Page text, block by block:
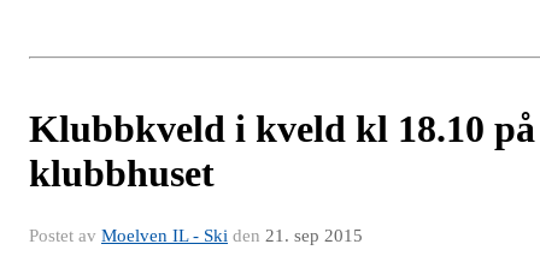
Klubbkveld i kveld kl 18.10 på
klubbhuset
Postet av Moelven IL - Ski den 21. sep 2015